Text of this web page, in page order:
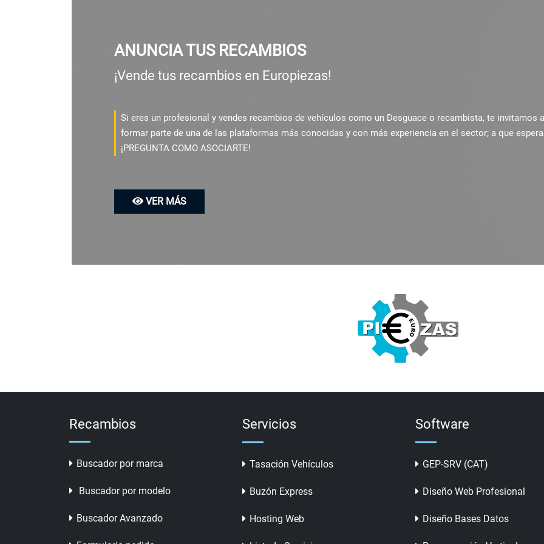
ANUNCIA TUS RECAMBIOS
¡Vende tus recambios en Europiezas!
Si eres un profesional y vendes recambios de vehículos como un Desguace o recambista, te invitamos a
formar parte de una de las plataformas más conocidas y con más experiencia en el sector; a que
¡PREGUNTA COMO ASOCIARTE!
VER MÁS
Recambios
Buscador por marca
Buscador por modelo
Buscador Avanzado
Servicios
Tasación Vehículos
Buzón Express
Hosting Web
Software
GEP-SRV (CAT)
Diseño Web Profesional
Diseño Bases Datos